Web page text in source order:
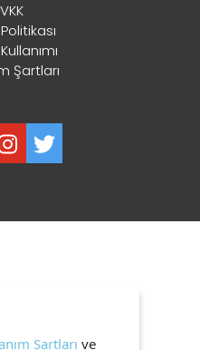
Şartları
Şartları ve